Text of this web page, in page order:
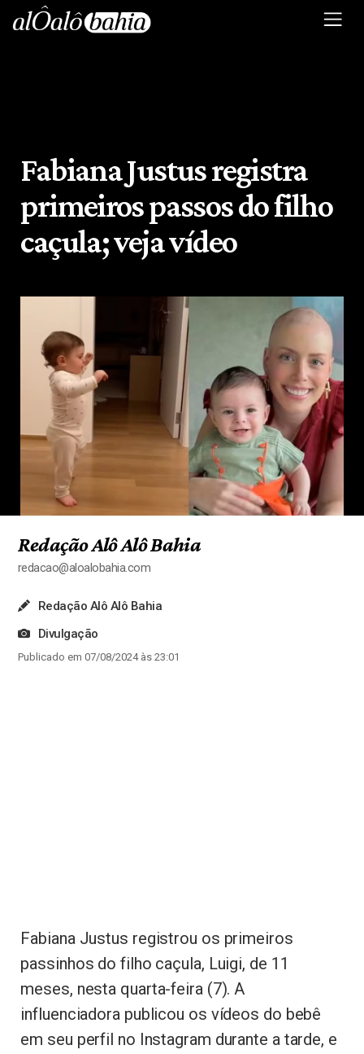
Fabiana Justus registra
primeiros passos do filho
caçula; veja vídeo
Redação Alô Alô Bahia
redacao@aloalobahia.com
Redação Alô Alô Bahia
Divulgação
Publicado em 07/08/2024 às 23:01
Fabiana Justus registrou os primeiros
passinhos do filho caçula, Luigi, de 11
meses, nesta quarta-feira (7). A
influenciadora publicou os vídeos do bebê
em seu perfil no Instagram durante a tarde, e